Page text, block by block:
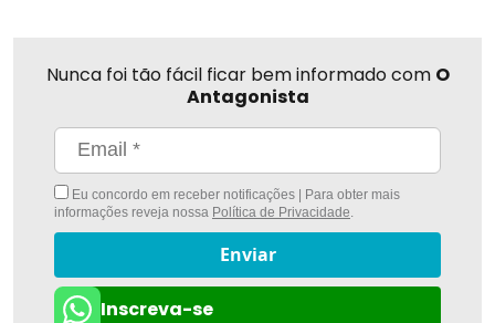
Nunca foi tão fácil ficar bem informado com O
Antagonista
Eu concordo em receber notificações | Para obter mais
informações reveja nossa Política de Privacidade.
Enviar
Inscreva-se